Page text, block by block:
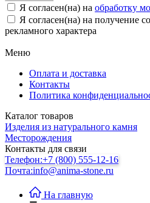
Я согласен(на) на обработку
Я согласен(на) на получение
рекламного характера
Меню
Оплата и доставка
Контакты
Политика
Каталог товаров
Изделия из натурального камня
Месторождения
Контакты для связи
Телефон:+7 (800) 555-12-16
Почта:info@anima-stone.ru
На главную